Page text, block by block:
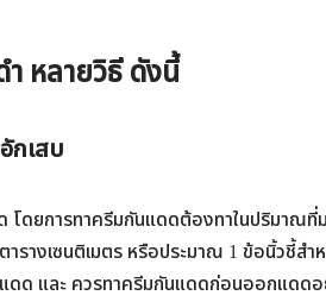
ำ หลายวิธี ดังนี้
กเสบ
โดยการทาครีมกันแดดต้องทาในปริมาณ
รางเซนติเมตร หรือประมาณ 1 ข้อนิ้วชี้ส
ด และ ควรทาครีมกันแดดก่อนออกแดดอ